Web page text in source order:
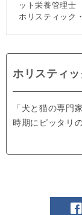
ット栄養管理士
ホリスティック
ホリスティ
「犬と猫の専
時期にピッタリ